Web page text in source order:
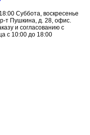
Суббота, воскресенье
т Пушкина, д. 28, офис.
и согласованию с
с 10:00 до 18:00